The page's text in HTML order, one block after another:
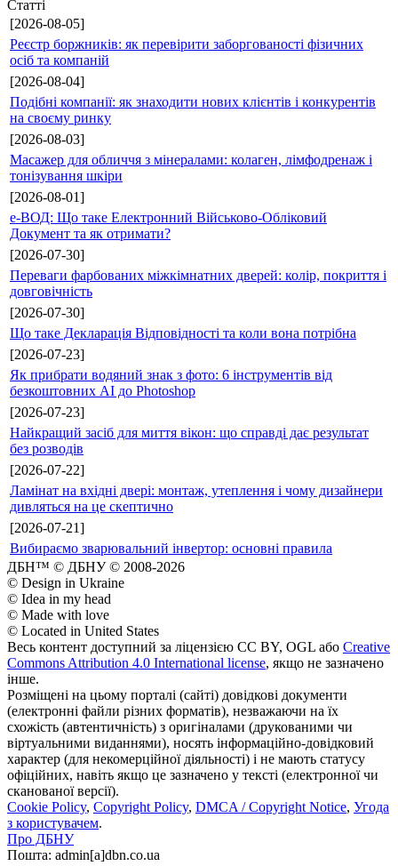
Статті
[2026-08-05]
Реєстр боржників: як перевірити заборгованості фізичних
осіб та компаній
[2026-08-04]
Подібні компанії: як знаходити нових клієнтів і конкурентів
на своєму ринку
[2026-08-03]
Масажер для обличчя з мінералами: колаген, лімфодренаж і
тонізування шкіри
[2026-08-01]
е-ВОД: Що таке Електронний Військово-Обліковий
Документ та як отримати?
[2026-07-30]
Переваги фарбованих міжкімнатних дверей: колір, покриття і
довговічність
[2026-07-30]
Що таке Декларація Відповідності та коли вона потрібна
[2026-07-23]
Як прибрати водяний знак з фото: 6 інструментів від
безкоштовних AI до Photoshop
[2026-07-23]
Найкращий засіб для миття вікон: що справді дає результат
без розводів
[2026-07-22]
Ламінат на вхідні двері: монтаж, утеплення і чому дизайнери
дивляться на це скептично
[2026-07-21]
Вибираємо зварювальний інвертор: основні правила
ДБН™ © ДБНУ © 2008-2026
© Design in Ukraine
© Idea in my head
© Made with love
© Located in United States
Весь контент доступний за ліцензією CC BY, OGL або Creative
Commons Attribution 4.0 International license, якщо не зазначено
інше.
Розміщені на цьому порталі (сайті) довідкові документи
(електронні файли різних форматів), незважаючи на їх
схожість (автентичність) з оригіналами (друкованими чи
віртуальними виданнями), носять інформаційно-довідковий
характер (для некомерційної діяльності) і не мають статусу
офіційних, навіть якщо це зазначено у тексті (електронної чи
сканованої версії).
Cookie Policy, Copyright Policy, DMCA / Copyright Notice, Угода
з користувачем.
Про ДБНУ
Пошта: admin[а]dbn.co.ua